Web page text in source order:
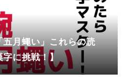
五月蠅い」これらの読
に挑戦！】